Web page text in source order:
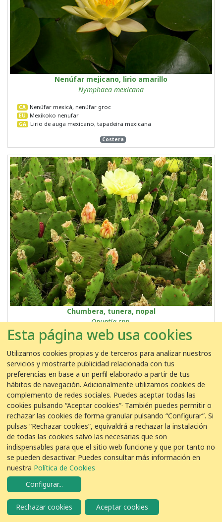
Nenúfar mejicano, lirio amarillo
Nymphaea mexicana
CA Nenúfar mexicà, nenúfar groc
EU Mexikoko nenufar
GA Lirio de auga mexicano, tapadeira mexicana
Costera
Chumbera, tunera, nopal
Opuntia spp.
CA Figuera de moro
GA Chumbeira, figueira do demo
Costera Mediterránea Canaria
Esta página web usa cookies
Utilizamos cookies propias y de terceros para analizar nuestros
servicios y mostrarte publicidad relacionada con tus
preferencias en base a un perfil elaborado a partir de tus
hábitos de navegación. Adicionalmente utilizamos cookies de
complemento de redes sociales. Puedes aceptar todas las
cookies pulsando “Aceptar cookies”· También puedes permitir o
rechazar las cookies de forma granular pulsando “Configurar”. Si
pulsas “Rechazar cookies”, equivaldrá a rechazar la instalación
de todas las cookies salvo las necesarias que son
indispensables para que el sitio web funcione y que por tanto no
se pueden desactivar. Puedes consultar más información en
nuestra Política de Cookies
Configurar...
Rechazar cookies Aceptar cookies